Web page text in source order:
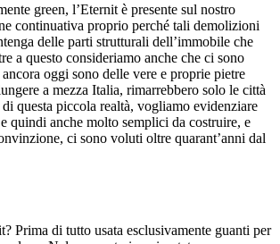
green, l’Eternit è presente sul nostro
continuativa proprio perché tali demolizioni
delle parti strutturali dell’immobile che
a questo consideriamo anche che ci sono
oggi sono delle vere e proprie pietre
a mezza Italia, rimarrebbero solo le città
questa piccola realtà, vogliamo evidenziare
quindi anche molto semplici da costruire, e
ci sono voluti oltre quarant’anni dal
Prima di tutto usata esclusivamente guanti per